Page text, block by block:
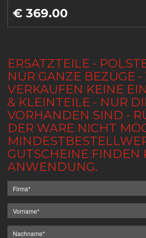
€ 369.00
ERSATZTEILE -
NUR GANZE BEZÜGE -
VERKAUFEN KEINE
& KLEINTEILE - NUR
VORHANDEN SIND -
DER WARE NICHT
GUTSCHEINE FINDEN
ANWENDUNG.